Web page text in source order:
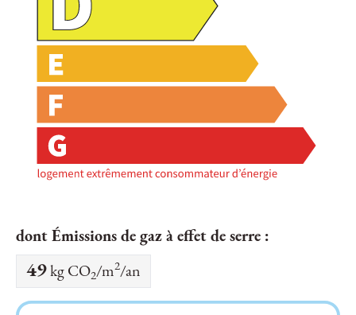
dont Émissions de gaz à effet de serre :
49 kg CO2/m2/an